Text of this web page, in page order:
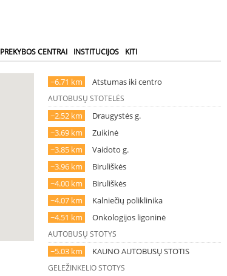
PREKYBOS CENTRAI INSTITUCIJOS KITI
~6.71 km Atstumas iki centro
AUTOBUSŲ STOTELĖS
~2.52 km
Draugystės g.
~3.69 km
Zuikinė
~3.85 km
Vaidoto g.
~3.96 km
Biruliškės
~4.00 km
Biruliškės
~4.07 km
Kalniečių poliklinika
~4.51 km
Onkologijos ligoninė
AUTOBUSŲ STOTYS
~5.03 km KAUNO AUTOBUSŲ STOTIS
GELEŽINKELIO STOTYS